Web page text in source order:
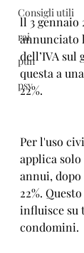
Consigli utili
rai
pun
psv
ll 3 gennaio
annunciato
dell’IVA sul
questa a
22%.
Per l'uso
applica
annui,
22%.
influisce
condomini.